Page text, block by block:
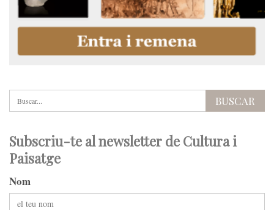
Subscriu-te al newsletter de Cultura i
Paisatge
Nom